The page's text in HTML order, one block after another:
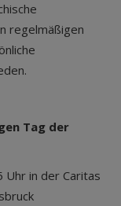
regelmäßigen
Tag der
Uhr in der Caritas